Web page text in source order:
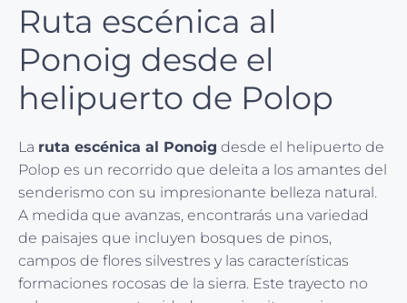
Ruta escénica al
Ponoig desde el
helipuerto de Polop
La ruta escénica al Ponoig desde el helipuerto de
Polop es un recorrido que deleita a los amantes del
senderismo con su impresionante belleza natural.
A medida que avanzas, encontrarás una variedad
de paisajes que incluyen bosques de pinos,
campos de flores silvestres y las características
formaciones rocosas de la sierra. Este trayecto no